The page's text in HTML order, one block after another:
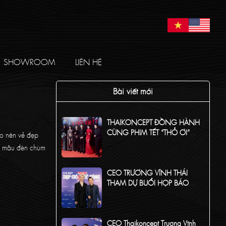
SHOWROOM LIÊN HỆ
nên vẻ đẹp
đèn chùm
Bài viết mới
THAIKONCEPT ĐỒNG HÀNH
CÙNG PHIM TẾT “THỎ ƠI”
CEO TRƯƠNG VĨNH THÁI
THAM DỰ BUỔI HỌP BÁO
CEO Thaikoncept Trương Vĩnh